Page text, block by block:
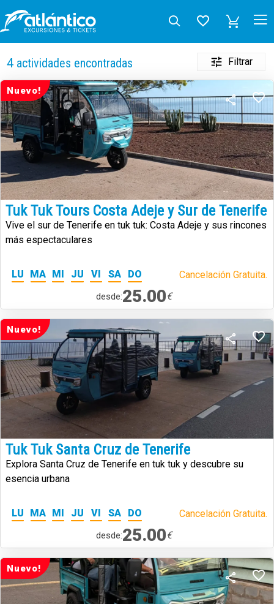
4actividades encontradas Filtrar
Nuevo!
Tuk Tuk Tours Costa Adeje y Sur de Tenerife
Vive el sur de Tenerife en tuk tuk: Costa Adeje y sus rincones
más espectaculares
LU MA MI JU VI SA DO Cancelación Gratuita.
desde:25.00€
Nuevo!
Tuk Tuk Santa Cruz de Tenerife
Explora Santa Cruz de Tenerife en tuk tuk y descubre su
esencia urbana
LU MA MI JU VI SA DO Cancelación Gratuita.
desde:25.00€
Nuevo!